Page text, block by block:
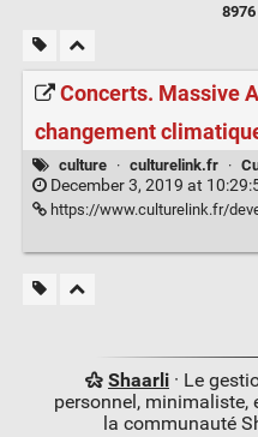
8976
Concerts. Massive
changement
culture · culturelink.fr ·
December 3, 2019 at
https://www.culturelink.fr/developpement-durable/
Shaarli· Le
personnel, minimaliste,
la communauté